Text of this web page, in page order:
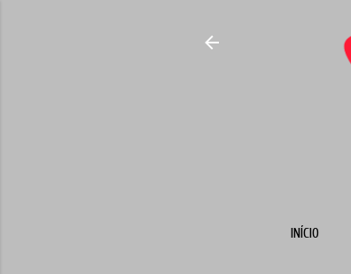
INÍCIO